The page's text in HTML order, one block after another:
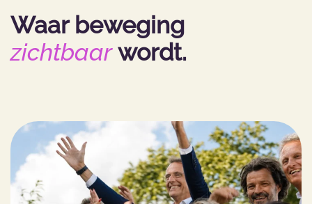
Aanbod
Cases
Ons team
Contact
Waar beweging
zichtbaarwordt.